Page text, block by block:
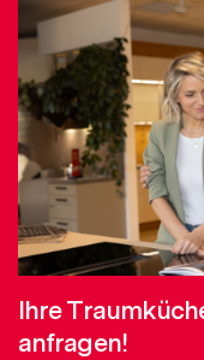
Ihre
anfragen!